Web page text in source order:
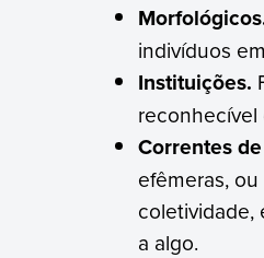
indivíduos
Instituições.
reconhecível
Correntes
efêmeras,
coletividade,
a algo.